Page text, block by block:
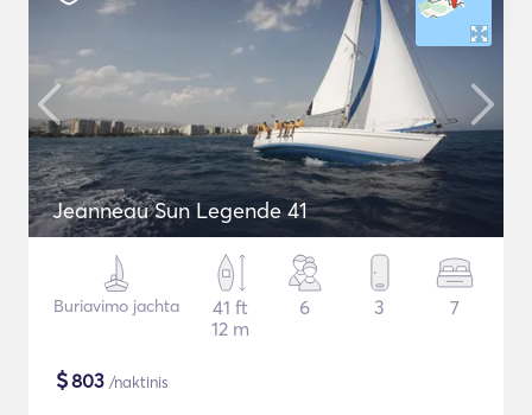
Jeanneau Sun Legende 41
Buriavimo jachta
41 ft
12 m
6 3 7
$803 /naktinis